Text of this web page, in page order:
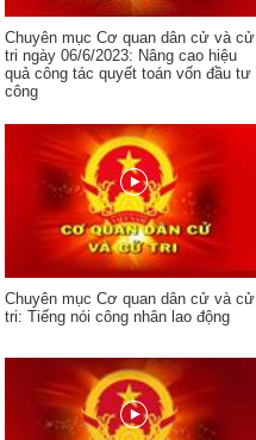
Chuyên mục Cơ quan dân cử và cử
tri ngày 06/6/2023: Nâng cao hiệu
quả công tác quyết toán vốn đầu tư
công
Chuyên mục Cơ quan dân cử và cử
tri: Tiếng nói công nhân lao động